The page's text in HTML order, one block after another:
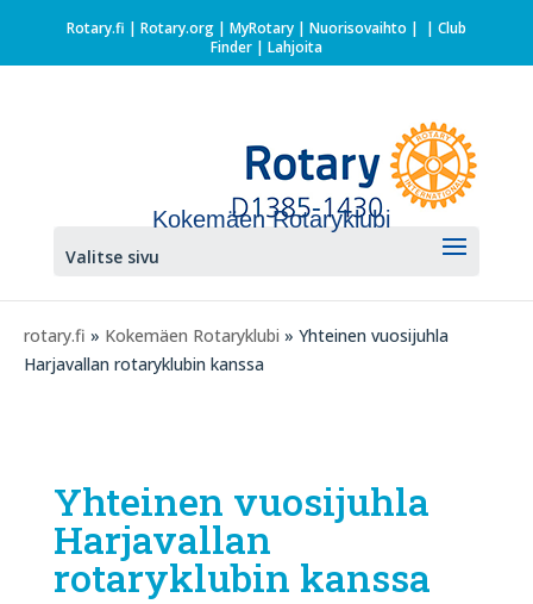
Rotary.fi | Rotary.org| MyRotary | Nuorisovaihto | | Club
Finder| Lahjoita
Kokemäen Rotaryklubi
Valitse sivu
rotary.fi » Kokemäen Rotaryklubi » Yhteinen vuosijuhla
Harjavallan rotaryklubin kanssa
Yhteinen vuosijuhla
Harjavallan
rotaryklubin kanssa